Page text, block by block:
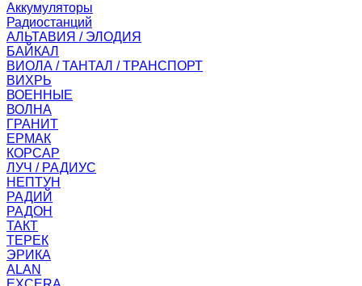
Аккумуляторы
Радиостанций
АЛЬТАВИЯ / ЭЛОДИЯ
БАЙКАЛ
ВИОЛА / ТАНТАЛ / ТРАНСПОРТ
ВИХРЬ
ВОЕННЫЕ
ВОЛНА
ГРАНИТ
ЕРМАК
КОРСАР
ЛУЧ / РАДИУС
НЕПТУН
РАДИЙ
РАДОН
ТАКТ
ТЕРЕК
ЭРИКА
ALAN